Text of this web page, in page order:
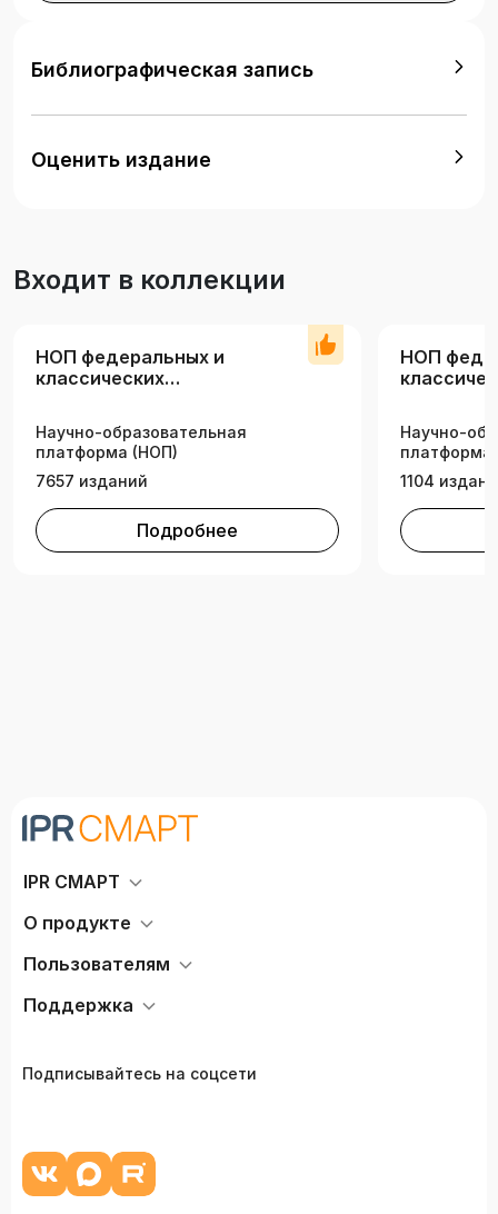
социальной защиты населения и всем тем, кто
подачи информации.
Библиографическая запись
Оценить издание
Входит в коллекции
НОП федеральных и
классических
Научно-образовательная
платформа (НОП)
7657 изданий
Подробнее
НОП
Научно-
платформа
1104
IPR СМАРТ
О продукте
Пользователям
Поддержка
Подписывайтесь на соцсети